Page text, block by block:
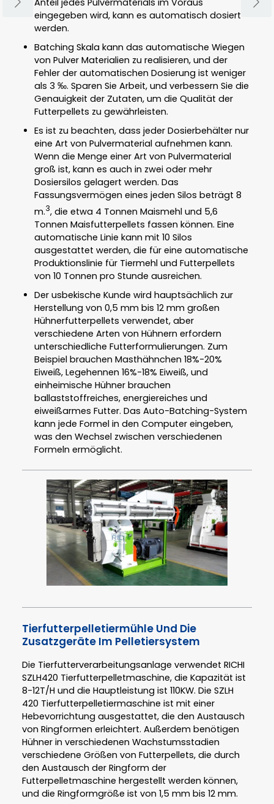
Anteil jedes Pulvermaterials im Voraus
eingegeben wird, kann es automatisch dosiert
werden.
Batching Skala kann das automatische Wiegen
von Pulver Materialien zu realisieren, und der
Fehler der automatischen Dosierung ist weniger
als 3 ‰. Sparen Sie Arbeit, und verbessern Sie die
Genauigkeit der Zutaten, um die Qualität der
Futterpellets zu gewährleisten.
Es ist zu beachten, dass jeder Dosierbehälter nur
eine Art von Pulvermaterial aufnehmen kann.
Wenn die Menge einer Art von Pulvermaterial
groß ist, kann es auch in zwei oder mehr
Dosiersilos gelagert werden. Das
Fassungsvermögen eines jeden Silos beträgt 8
m.3, die etwa 4 Tonnen Maismehl und 5,6
Tonnen Maisfutterpellets fassen können. Eine
automatische Linie kann mit 10 Silos
ausgestattet werden, die für eine automatische
Produktionslinie für Tiermehl und Futterpellets
von 10 Tonnen pro Stunde ausreichen.
Der usbekische Kunde wird hauptsächlich zur
Herstellung von 0,5 mm bis 12 mm großen
Hühnerfutterpellets verwendet, aber
verschiedene Arten von Hühnern erfordern
unterschiedliche Futterformulierungen. Zum
Beispiel brauchen Masthähnchen 18%-20%
Eiweiß, Legehennen 16%-18% Eiweiß, und
einheimische Hühner brauchen
ballaststoffreiches, energiereiches und
eiweißarmes Futter. Das Auto-Batching-System
kann jede Formel in den Computer eingeben,
was den Wechsel zwischen verschiedenen
Formeln ermöglicht.
Tierfutterpelletiermühle Und Die
Zusatzgeräte Im Pelletiersystem
Die Tierfutterverarbeitungsanlage verwendet RICHI
SZLH420 Tierfutterpelletmaschine, die Kapazität ist
8-12T/H und die Hauptleistung ist 110KW. Die SZLH
420 Tierfutterpelletiermaschine ist mit einer
Hebevorrichtung ausgestattet, die den Austausch
von Ringformen erleichtert. Außerdem benötigen
Hühner in verschiedenen Wachstumsstadien
verschiedene Größen von Futterpellets, die durch
den Austausch der Ringform der
Futterpelletmaschine hergestellt werden können,
und die Ringformgröße ist von 1,5 mm bis 12 mm.